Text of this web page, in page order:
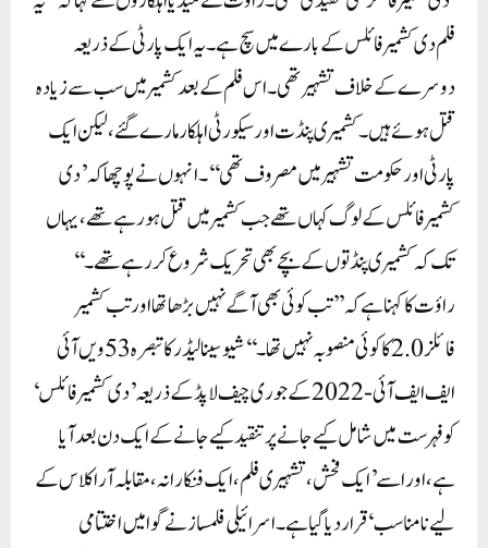
فلم دی کشمیر فائلس کے بارے میں سچ ہے۔ یہ ایک پارٹی کے ذریعہ
دوسرے کے خلاف تشہیر تھی۔ اس فلم کے بعد کشمیر میں سب سے زیادہ
قتل ہوئے ہیں۔ کشمیری پنڈت اور سیکورٹی اہلکار مارے گئے، لیکن ایک
پارٹی اور حکومت تشہیر میں مصروف تھی‘‘۔ انہوں نے پوچھا کہ ’دی
کشمیر فائلس کے لوگ کہاں تھے جب کشمیر میں قتل ہو رہے تھے، یہاں
تک کہ کشمیری پنڈتوں کے بچے بھی تحریک شروع کر رہے تھے۔‘‘
راؤت کا کہنا ہے کہ ’’تب کوئی بھی آگے نہیں بڑھا تھا اور تب کشمیر
فائلز 2.0کا کوئی منصوبہ نہیں تھا۔‘‘شیوسینا لیڈر کا تبصرہ 53ویں آئی
ایف ایف آئی-2022 کے جوری چیف لاپڈ کے ذریعہ ’دی کشمیر فائلس‘
کو فہرست میں شامل کیے جانے پر تنقید کیے جانے کے ایک دن بعد آیا
ہے، اور اسے ’ایک فحش، تشہیری فلم، ایک فنکارانہ، مقابلہ آرا کلاس کے
لیے نامناسب‘ قرار دیا گیا ہے۔ اسرائیلی فلمساز نے گوا میں اختتامی